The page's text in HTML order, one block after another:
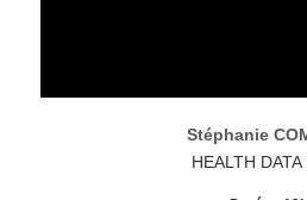
Stéphanie
HEALTH DATA